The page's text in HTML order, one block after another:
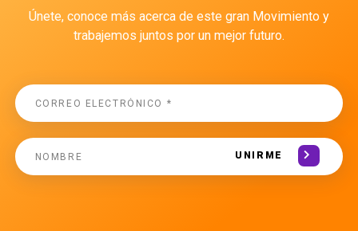
Únete, conoce más acerca de este gran Movimiento y
trabajemos juntos por un mejor futuro.
UNIRME